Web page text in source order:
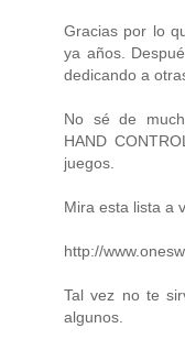
Gracias por lo
ya años.
dedicando a
No sé de
HAND
juegos.
Mira esta lista a
http://
Tal vez no te
algunos.